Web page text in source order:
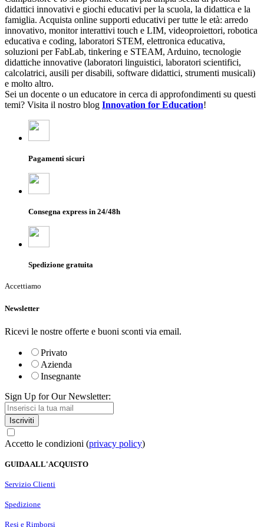
didattici innovativi e giochi educativi per la scuola, la didattica e la
famiglia. Acquista online supporti educativi per tutte le età: arredo
innovativo, monitor interattivi touch e LIM, videoproiettori, robotica
educativa e coding, laboratori STEM, elettronica educativa,
soluzioni per FabLab, tinkering e STEAM, Arduino, tecnologie
didattiche innovative (laboratori linguistici, laboratori scientifici,
calcolatrici, ausili per disabili, software didattici, strumenti musicali)
e molto altro.
Sei un docente o un educatore in cerca di approfondimenti su questi
temi? Visita il nostro blog Innovation for Education!
Pagamenti sicuri
Consegna express in 24/48h
Spedizione gratuita
Accettiamo
Newsletter
Ricevi le nostre offerte e buoni sconti via email.
Privato
Azienda
Insegnante
Sign Up for Our Newsletter:
Iscriviti
Accetto le condizioni (privacy policy)
GUIDA ALL'ACQUISTO
Servizio Clienti
Spedizione
Resi e Rimborsi